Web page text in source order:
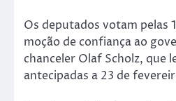
Os deputados votam pelas
moção de confiança ao
chanceler Olaf Scholz, que
antecipadas a 23 de